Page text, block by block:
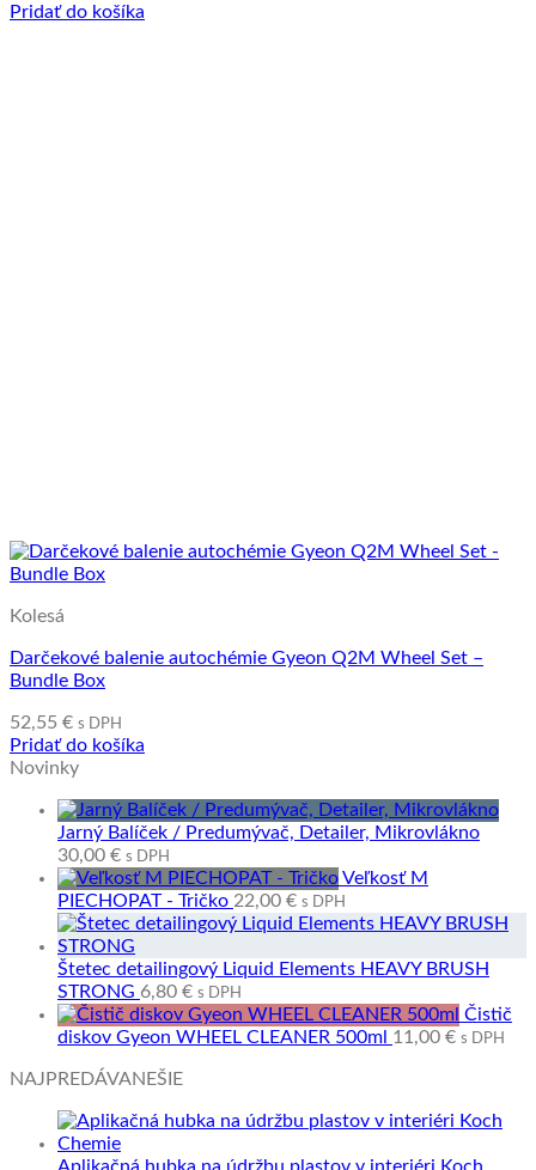
Pridať do košíka
Kolesá
Darčekové balenie autochémie Gyeon Q2M Wheel Set –
Bundle Box
52,55 € s DPH
Pridať do košíka
Novinky
Jarný Balíček / Predumývač, Detailer, Mikrovlákno
30,00 € s DPH
Veľkosť M
PIECHOPAT - Tričko 22,00 € s DPH
Štetec detailingový Liquid Elements HEAVY BRUSH
STRONG 6,80 € s DPH
Čistič
diskov Gyeon WHEEL CLEANER 500ml 11,00 € s DPH
NAJPREDÁVANEŠIE
Aplikačná hubka na údržbu plastov v interiéri Koch